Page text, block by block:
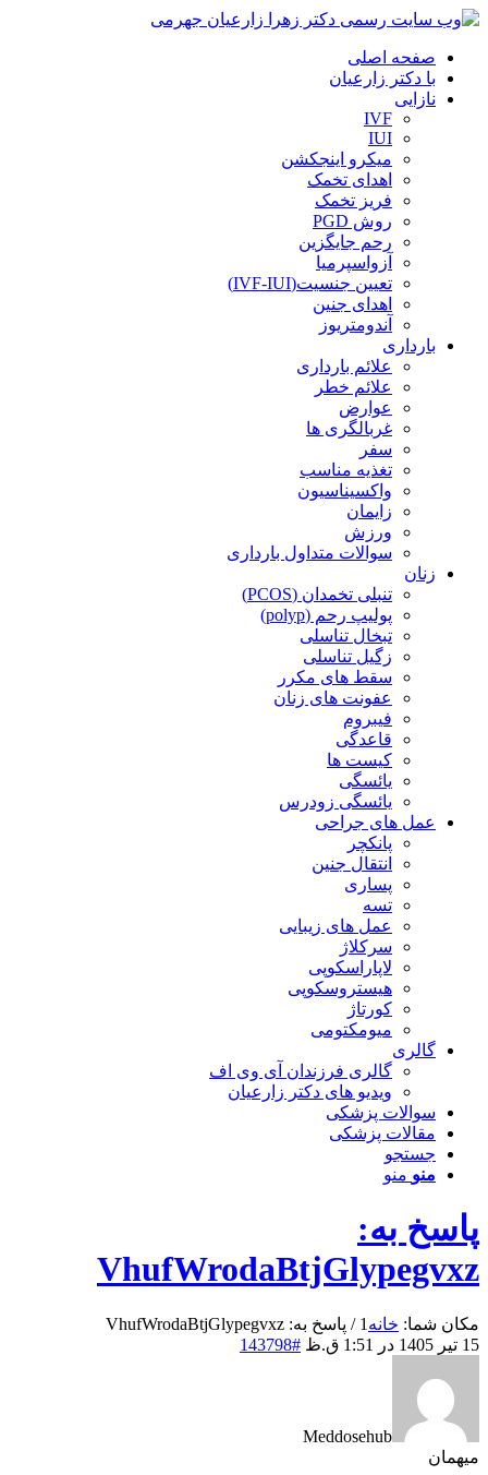
صفحه اصلی
با دکتر زارعیان
نازایی
IVF
IUI
میکرو اینجکشن
اهدای تخمک
فریز تخمک
روش PGD
رحم جایگزین
آزواسپرمیا
تعیین جنسیت(IVF-IUI)
اهدای جنین
آندومتریوز
بارداری
علائم بارداری
علائم خطر
عوارض
غربالگری ها
سفر
تغذیه مناسب
واکسیناسیون
زایمان
ورزش
سوالات متداول بارداری
زنان
تنبلی تخمدان (PCOS)
پولیپ رحم (polyp)
تبخال تناسلی
زگیل تناسلی
سقط های مکرر
عفونت های زنان
فیبروم
قاعدگی
کیست ها
یائسگی
یائسگی زودرس
عمل های جراحی
پانکچر
انتقال جنین
پساری
تسه
عمل های زیبایی
سرکلاژ
لاپاراسکوپی
هیستروسکوپی
کورتاژ
میومکتومی
گالری
گالری فرزندان آی وی اف
ویدیو های دکتر زارعیان
سوالات پزشکی
مقالات پزشکی
جستجو
منو منو
پاسخ به:
VhufWrodaBtjGlypegvxz
مکان شما: خانه 1
/ پاسخ به: VhufWrodaBtjGlypegvxz
15 تیر 1405 در 1:51 ق.ظ
#143798
Meddosehub
میهمان